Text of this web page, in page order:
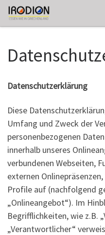
Zum Inhalt springen
Datenschutzerklärung
Diese
Umfang und Zweck der
personenbezogenen
innerhalb unseres
verbundenen Webseiten,
externen
Profile auf (nachfolgend
„Onlineangebot“). Im
Begrifflichkeiten, wie z.B.
„Verantwortlicher“